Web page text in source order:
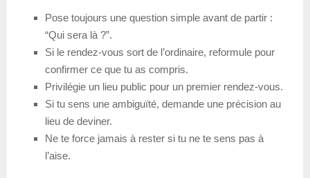
Pose toujours une question simple avant de partir :
“Qui sera là ?”.
Si le rendez-vous sort de l’ordinaire, reformule pour
confirmer ce que tu as compris.
Privilégie un lieu public pour un premier rendez-vous.
Si tu sens une ambiguïté, demande une précision au
lieu de deviner.
Ne te force jamais à rester si tu ne te sens pas à
l’aise.